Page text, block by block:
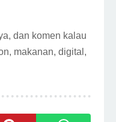
dan komen kalau
makanan, digital,